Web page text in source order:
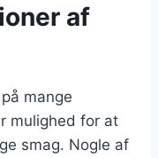
af
mange
mulighed for at
smag. Nogle af